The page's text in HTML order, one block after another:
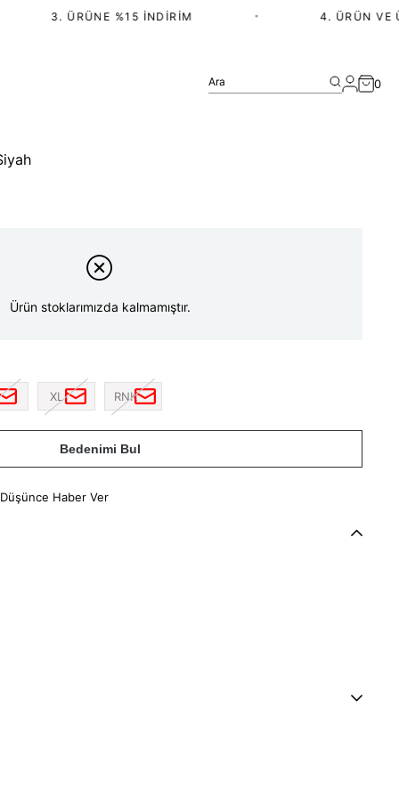
3. ÜRÜNE %15 İNDIRIM 4. ÜRÜN VE
Ara 0
Ürün stoklarımızda kalmamıştır.
XL RNK
Bedenimi Bul
Haber Ver